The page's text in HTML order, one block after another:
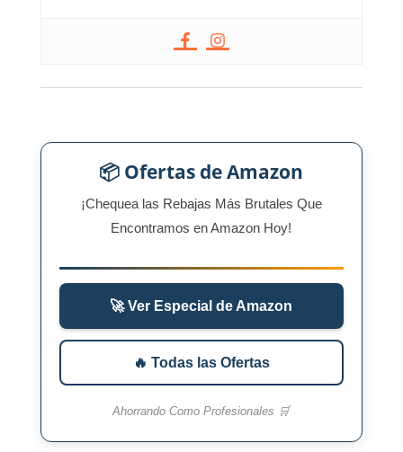
📦 Ofertas de Amazon
¡Chequea las Rebajas Más Brutales Que
Encontramos en Amazon Hoy!
🚀 Ver Especial de Amazon
🔥 Todas las Ofertas
Ahorrando Como Profesionales 🛒